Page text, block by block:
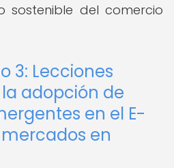
sostenible del comercio
3: Lecciones
adopción de
en el E-
en